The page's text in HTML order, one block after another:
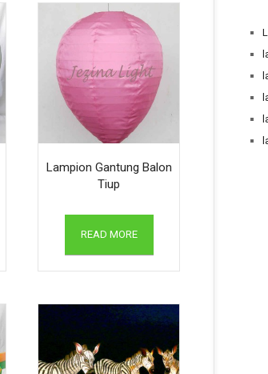
Lampion Gantung Balon
Tiup
READ MORE